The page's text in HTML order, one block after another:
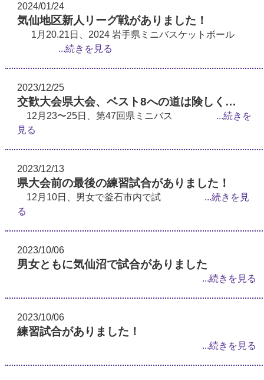
2024/01/24
気仙地区新人リーグ戦がありました！
1月20.21日、2024 岩手県ミニバスケットボール
...続きを見る
2023/12/25
交歓大会県大会、ベスト8への道は険しく…
12月23〜25日、第47回県ミニバス
...続きを
見る
2023/12/13
県大会前の最後の練習試合がありました！
12月10日、男女で釜石市内で試
...続きを見
る
2023/10/06
男女ともに気仙沼で試合がありました
...続きを見る
2023/10/06
練習試合がありました！
...続きを見る